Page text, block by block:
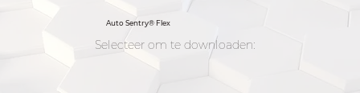
Auto Sentry® Flex
Selecteer om te downloaden: